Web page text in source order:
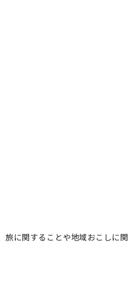
旅に関することや地域おこしに関